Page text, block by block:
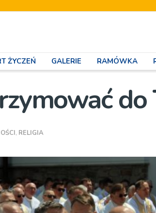
ŻYCZEŃ GALERIE RAMÓWKA
do
, RELIGIA